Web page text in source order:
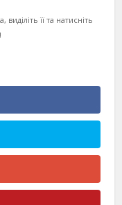
її та натисніть